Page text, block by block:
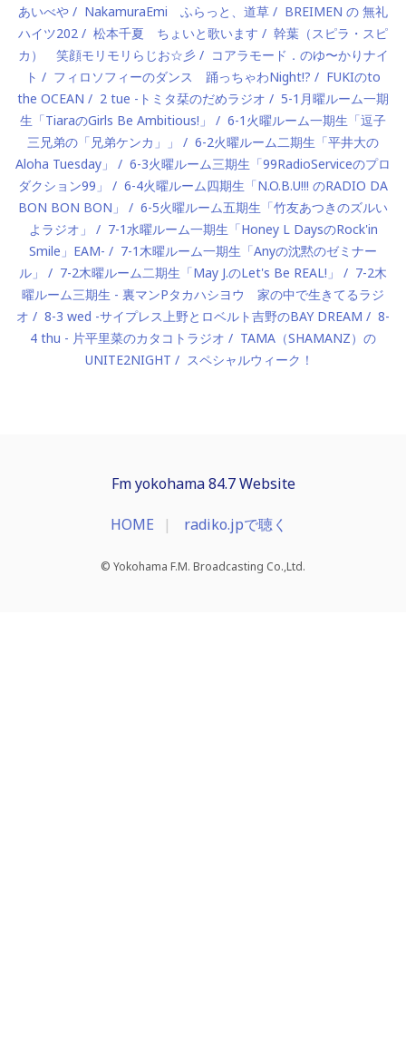
あいべや
NakamuraEmi ふらっと、道草
BREIMEN の 無礼
ハイツ202
松本千夏 ちょいと歌います
幹葉（スピラ・スピ
カ） 笑顔モリモリらじお☆彡
コアラモード．のゆ〜かりナイ
ト
フィロソフィーのダンス 踊っちゃわNight!?
FUKIのto
the OCEAN
2 tue -トミタ栞のだめラジオ
5-1月曜ルーム一期
生「TiaraのGirls Be Ambitious!」
6-1火曜ルーム一期生「逗子
三兄弟の「兄弟ケンカ」」
6-2火曜ルーム二期生「平井大の
Aloha Tuesday」
6-3火曜ルーム三期生「99RadioServiceのプロ
ダクション99」
6-4火曜ルーム四期生「N.O.B.U!!! のRADIO DA
BON BON BON」
6-5火曜ルーム五期生「竹友あつきのズルい
よラジオ」
7-1水曜ルーム一期生「Honey L DaysのRock'in
Smile」EAM-
7-1木曜ルーム一期生「Anyの沈黙のゼミナー
ル」
7-2木曜ルーム二期生「May J.のLet's Be REAL!」
7-2木
曜ルーム三期生 - 裏マンPタカハシヨウ 家の中で生きてるラジ
オ
8-3 wed -サイプレス上野とロベルト吉野のBAY DREAM
8-
4 thu - 片平里菜のカタコトラジオ
TAMA（SHAMANZ）の
UNITE2NIGHT
スペシャルウィーク！
Fm yokohama 84.7 Website
HOME radiko.jpで聴く
© Yokohama F.M. Broadcasting Co.,Ltd.